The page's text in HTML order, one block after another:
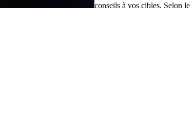
conseils à vos cibles. Selon le